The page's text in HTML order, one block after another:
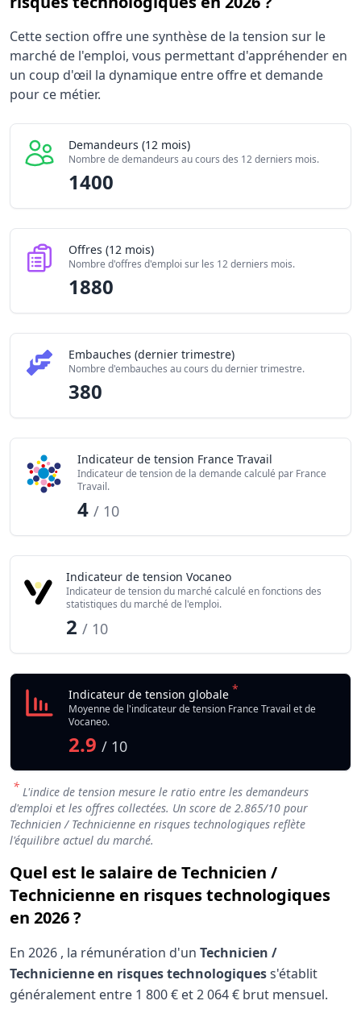
Statistiques recrutement Technicien / Technicienne en
Indicateur
Demandeurs d'emploi (12 mois)
Offres publiées (12 mois)
Indice de tension globale
Cette section offre une synthèse de la tension sur le
marché de l'emploi, vous permettant d'appréhender en
un coup d'œil la dynamique entre offre et demande
pour ce métier.
Demandeurs (12 mois)
Nombre de demandeurs au cours des 12 derniers mois.
1400
Offres (12 mois)
Nombre d'offres d'emploi sur les 12 derniers mois.
1880
Embauches (dernier trimestre)
Nombre d'embauches au cours du dernier trimestre.
380
Indicateur de tension France Travail
Indicateur de tension de la demande calculé par France
Travail.
4/ 10
Indicateur de tension Vocaneo
Indicateur de tension du marché calculé en fonctions des
statistiques du marché de l'emploi.
2 / 10
Indicateur de tension globale *
Moyenne de l'indicateur de tension France Travail et de
Vocaneo.
2.9 / 10
* L'indice de tension mesure le ratio entre les demandeurs
d'emploi et les offres collectées. Un score de 2.865/10 pour
Technicien / Technicienne en risques technologiques reflète
l'équilibre actuel du marché.
Quel est le salaire de Technicien /
Technicienne en risques technologiques
en 2026 ?
En 2026 , la rémunération d'un Technicien /
Technicienne en risques technologiquess'établit
généralement entre 1 800 € et2 064 € brut mensuel.